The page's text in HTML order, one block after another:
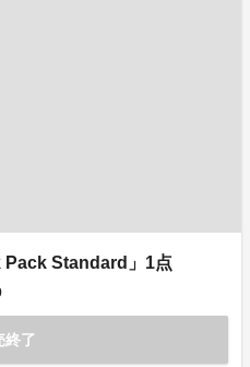
Pack Standard」1点
終了